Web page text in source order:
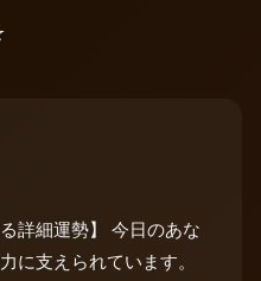
詳細運勢】 今日のあな
に支えられています。